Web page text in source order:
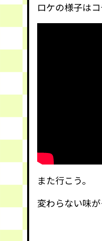
ロケの様子は
また行こう。
変わらない味が